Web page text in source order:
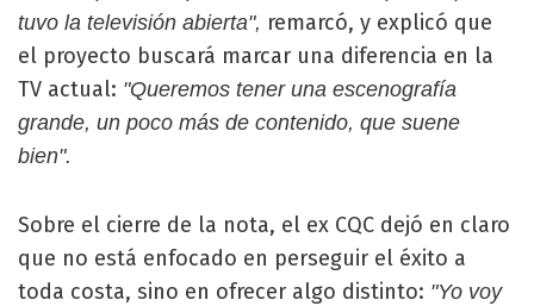
tuvo la televisión abierta", remarcó, y explicó que
el proyecto buscará marcar una diferencia en la
TV actual: "Queremos tener una escenografía
grande, un poco más de contenido, que suene
bien".
Sobre el cierre de la nota, el ex CQC dejó en claro
que no está enfocado en perseguir el éxito a
toda costa, sino en ofrecer algo distinto: "Yo voy